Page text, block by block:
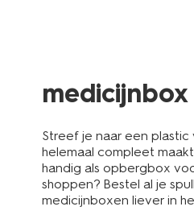
Streef je naar een
helemaal compleet
handig als opbergbox
shoppen? Bestel al je
medicijnboxen liever in